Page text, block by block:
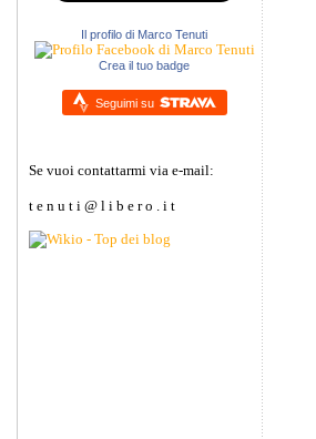
Il profilo di Marco Tenuti
Crea il tuo badge
Seguimi su
Se vuoi contattarmi via e-mail:
t e n u t i @ l i b e r o . i t